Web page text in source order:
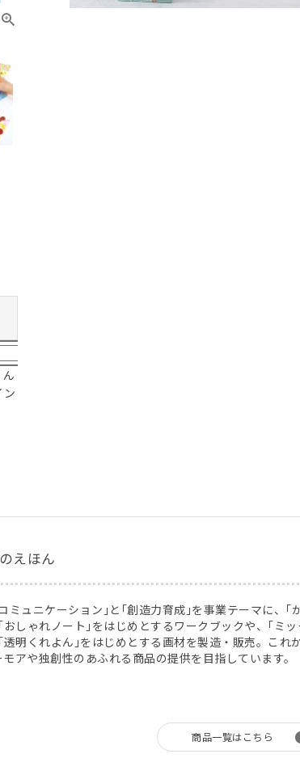
ン
えほん
ミュニケーション｣と｢創造力育成｣を事業テーマに、｢
おしゃれノート｣をはじめとするワークブックや、｢ミッ
透明くれよん｣をはじめとする画材を製造・販売。これ
アや独創性のあふれる商品の提供を目指しています。
商品一覧はこちら